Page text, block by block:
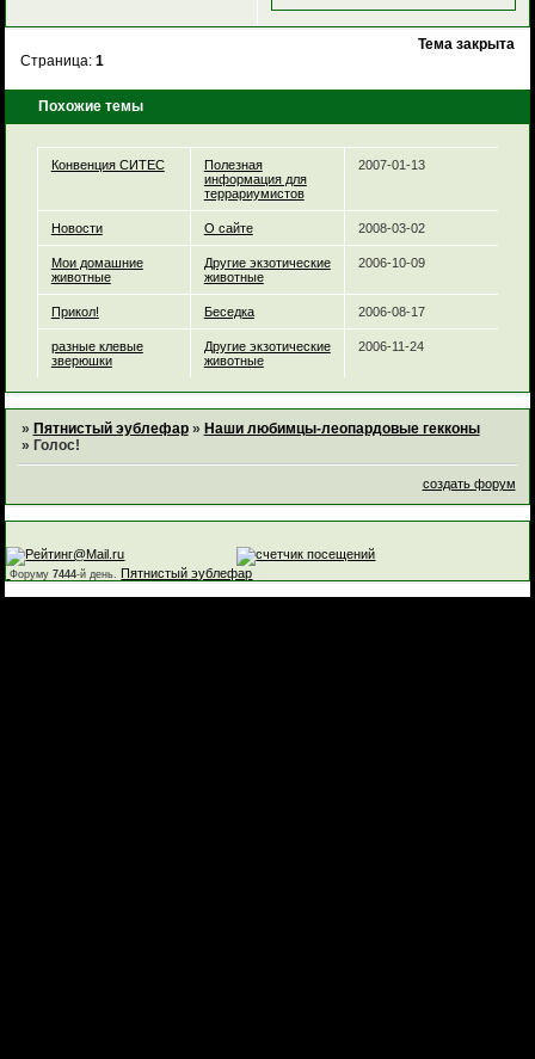
Тема закрыта
Страница: 1
Похожие темы
Конвенция СИТЕС
Полезная
информация для
террариумистов
2007-01-13
Новости О сайте 2008-03-02
Мои домашние
животные
Другие экзотические
животные
2006-10-09
Прикол! Беседка 2006-08-17
разные клевые
зверюшки
Другие экзотические
животные
2006-11-24
» Пятнистый эублефар » Наши любимцы-леопардовые гекконы
» Голос!
создать форум
Форуму7444-й день. Пятнистый эублефар